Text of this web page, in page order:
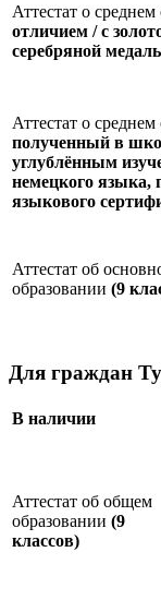
Аттестат о
отличием / с
серебряной
Аттестат о
полученный в
углублённым
немецкого языка,
языкового
Аттестат об
образовании (9
Для граждан
В наличии
Аттестат об общем
образовании (9
классов)